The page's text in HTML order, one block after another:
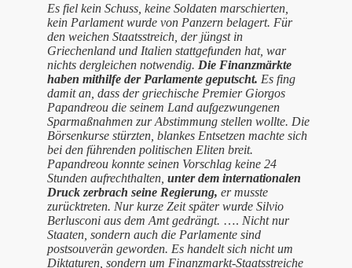
Es fiel kein Schuss, keine Soldaten marschierten,
kein Parlament wurde von Panzern belagert. Für
den weichen Staatsstreich, der jüngst in
Griechenland und Italien stattgefunden hat, war
nichts dergleichen notwendig. Die Finanzmärkte
haben mithilfe der Parlamente geputscht. Es fing
damit an, dass der griechische Premier Giorgos
Papandreou die seinem Land aufgezwungenen
Sparmaßnahmen zur Abstimmung stellen wollte. Die
Börsenkurse stürzten, blankes Entsetzen machte sich
bei den führenden politischen Eliten breit.
Papandreou konnte seinen Vorschlag keine 24
Stunden aufrechthalten, unter dem internationalen
Druck zerbrach seine Regierung, er musste
zurücktreten. Nur kurze Zeit später wurde Silvio
Berlusconi aus dem Amt gedrängt. …. Nicht nur
Staaten, sondern auch die Parlamente sind
postsouverän geworden. Es handelt sich nicht um
Diktaturen, sondern um Finanzmarkt-Staatsstreiche